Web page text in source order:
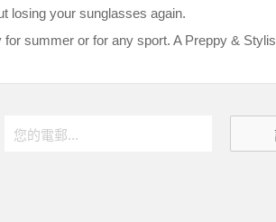
losing your sunglasses again.
summer or for any sport. A Preppy &